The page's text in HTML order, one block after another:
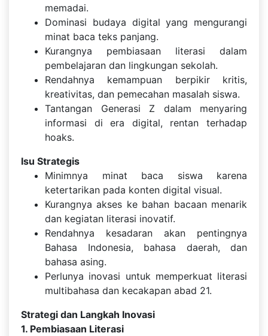
memadai.
Dominasi budaya digital yang mengurangi
minat baca teks panjang.
Kurangnya pembiasaan literasi dalam
pembelajaran dan lingkungan sekolah.
Rendahnya kemampuan berpikir kritis,
kreativitas, dan pemecahan masalah siswa.
Tantangan Generasi Z dalam menyaring
informasi di era digital, rentan terhadap
hoaks.
Isu Strategis
Minimnya minat baca siswa karena
ketertarikan pada konten digital visual.
Kurangnya akses ke bahan bacaan menarik
dan kegiatan literasi inovatif.
Rendahnya kesadaran akan pentingnya
Bahasa Indonesia, bahasa daerah, dan
bahasa asing.
Perlunya inovasi untuk memperkuat literasi
multibahasa dan kecakapan abad 21.
Strategi dan Langkah Inovasi
1. Pembiasaan Literasi